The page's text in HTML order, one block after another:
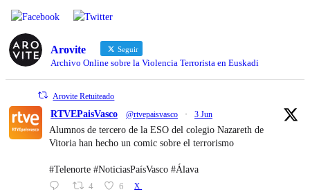
Arovite Seguir
Archivo Online sobre la Violencia Terrorista en Euskadi
Arovite Retuiteado
RTVEPaisVasco @rtvepaisvasco · 3 Jun
Alumnos de tercero de la ESO del colegio Nazareth de
Vitoria han hecho un comic sobre el terrorismo
#Telenorte #NoticiasPaísVasco #Álava
4 6 X